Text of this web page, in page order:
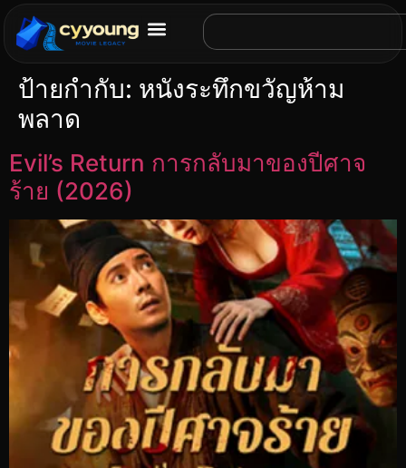
ป้ายกำกับ: หนังระทึกขวัญห้าม
พลาด
Evil’s Return การกลับมาของปีศาจ
ร้าย (2026)